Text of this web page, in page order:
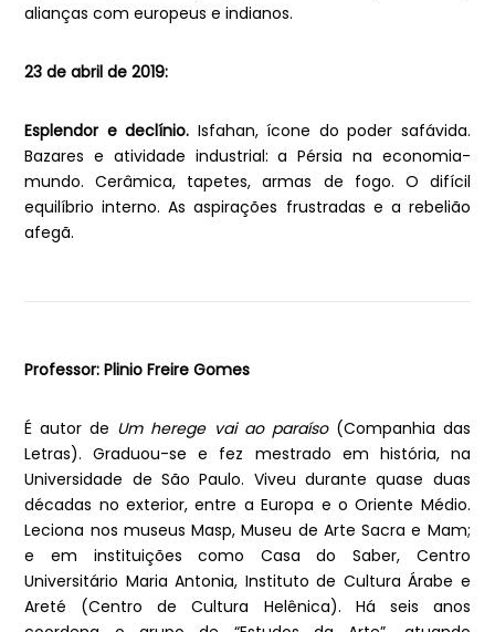
alianças com europeus e indianos.
23 de abril de 2019:
Esplendor e declínio. Isfahan, ícone do poder safávida.
Bazares e atividade industrial: a Pérsia na economia-
mundo. Cerâmica, tapetes, armas de fogo. O difícil
equilíbrio interno. As aspirações frustradas e a rebelião
afegã.
Professor: Plinio Freire Gomes
É autor de Um herege vai ao paraíso(Companhia das
Letras). Graduou-se e fez mestrado em história, na
Universidade de São Paulo. Viveu durante quase duas
décadas no exterior, entre a Europa e o Oriente Médio.
Leciona nos museus Masp, Museu de Arte Sacra e Mam;
e em instituições como Casa do Saber, Centro
Universitário Maria Antonia, Instituto de Cultura Árabe e
Areté (Centro de Cultura Helênica). Há seis anos